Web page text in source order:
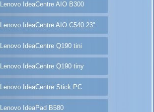
Lenovo IdeaCentre AIO B300
Lenovo IdeaCentre AIO C540 23"
Lenovo IdeaCentre Q190 tini
Lenovo IdeaCentre Q190 tiny
Lenovo IdeaCentre Stick PC
Lenovo IdeaPad B580